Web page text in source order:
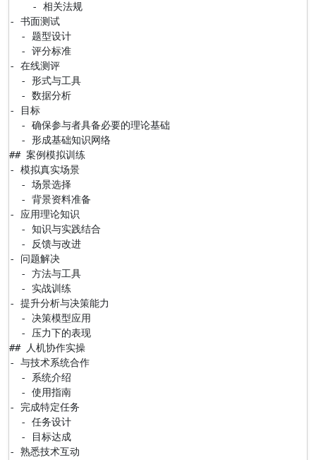
    - 相关法规
- 书面测试
  - 题型设计
  - 评分标准
- 在线测评
  - 形式与工具
  - 数据分析
- 目标
  - 确保参与者具备必要的理论基础
  - 形成基础知识网络
## 案例模拟训练
- 模拟真实场景
  - 场景选择
  - 背景资料准备
- 应用理论知识
  - 知识与实践结合
  - 反馈与改进
- 问题解决
  - 方法与工具
  - 实战训练
- 提升分析与决策能力
  - 决策模型应用
  - 压力下的表现
## 人机协作实操
- 与技术系统合作
  - 系统介绍
  - 使用指南
- 完成特定任务
  - 任务设计
  - 目标达成
- 熟悉技术互动